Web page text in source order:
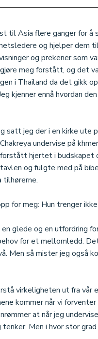
til Asia flere ganger for
og hjelper dem
og prekener som
meg forstått, og det
i Thailand da det gikk
kjenner ennå hvordan
satt jeg der i en kirke ute
undervise på
hjertet i budskapet
og fulgte med på
tilhørerne.
for meg: Hun trenger
glede og en utfordring
for et mellomledd.
Men så mister jeg også
virkeligheten ut fra vår
kommer når vi
at når jeg
Men i hvor stor